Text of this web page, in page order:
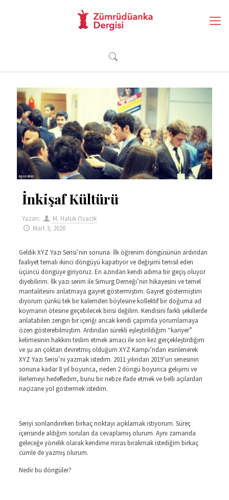
İnkişaf Kültürü
Yazan:
M. Haluk Ovacık
Mart 3, 2020
Geldik XYZ Yazı Serisi’nin sonuna. İlk öğrenim döngüsünün ardından
faaliyet temalı ikinci döngüyü kapatıyor ve değişimi temsil eden
üçüncü döngüye giriyoruz. En azından kendi adıma bir geçiş oluyor
diyebilirim. İlk yazı serim ile Simurg Derneği’nin hikayesini ve temel
mantalitesini anlatmaya gayret göstermiştim. Gayret göstermiştim
diyorum çünkü tek bir kalemden böylesine kollektif bir doğuma ad
koymanın ötesine geçebilecek birisi değilim. Kendisini farklı şekillerde
anlatabilen zengin bir içeriği ancak kendi çapımda yorumlamaya
özen gösterebilmiştim. Ardından sürekli eşleştirildiğim “kariyer”
kelimesinin hakkını teslim etmek amacı ile son kez gerçekleştirdiğim
ve şu an çoktan devretmiş olduğum XYZ Kampı’ndan esinlenerek
XYZ Yazı Serisi’ni yazmak istedim. 2011 yılından 2019’un senesinin
sonuna kadar 8 yıl boyunca, neden 2 döngü boyunca gelişimi ve
ilerlemeyi hedefledim, bunu bir nebze ifade etmek ve belli açılardan
naçizane yol göstermek istedim.
Seriyi sonlandırırken birkaç noktayı açıklamak istiyorum. Süreç
içerisinde aldığım soruları da cevaplamış olurum. Aynı zamanda
geleceğe yönelik olarak kendime miras bırakmak istediğim birkaç
cümle de yazmış olurum.
Nedir bu döngüler?